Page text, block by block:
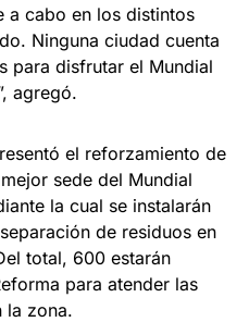
a cabo en los distintos
Ninguna ciudad cuenta
para disfrutar el Mundial
agregó.
el reforzamiento de
sede del Mundial
la cual se instalarán
de residuos en
total, 600 estarán
para atender las
la zona.